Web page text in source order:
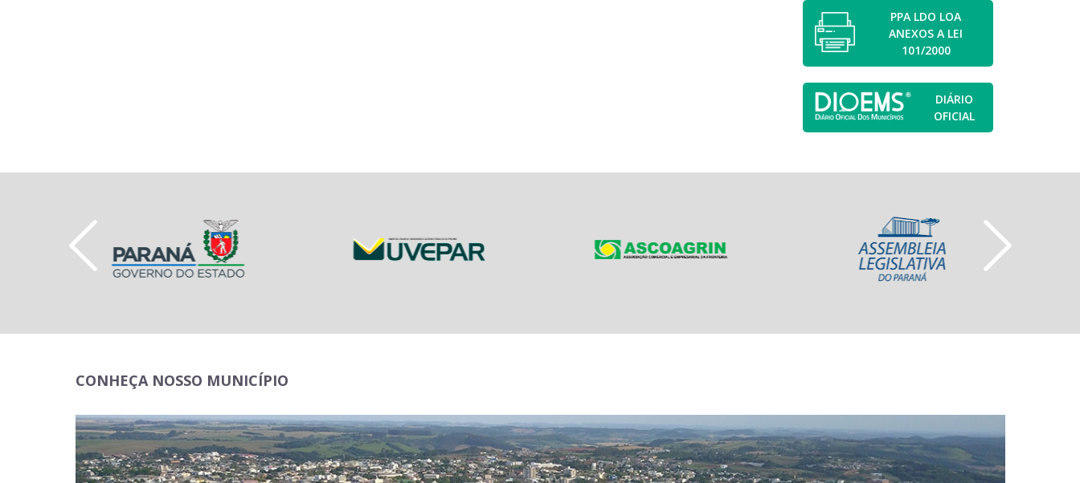
PPA LDO LOA
ANEXOS A LEI
101/2000
DIÁRIO
OFICIAL
CONHEÇA NOSSO MUNICÍPIO